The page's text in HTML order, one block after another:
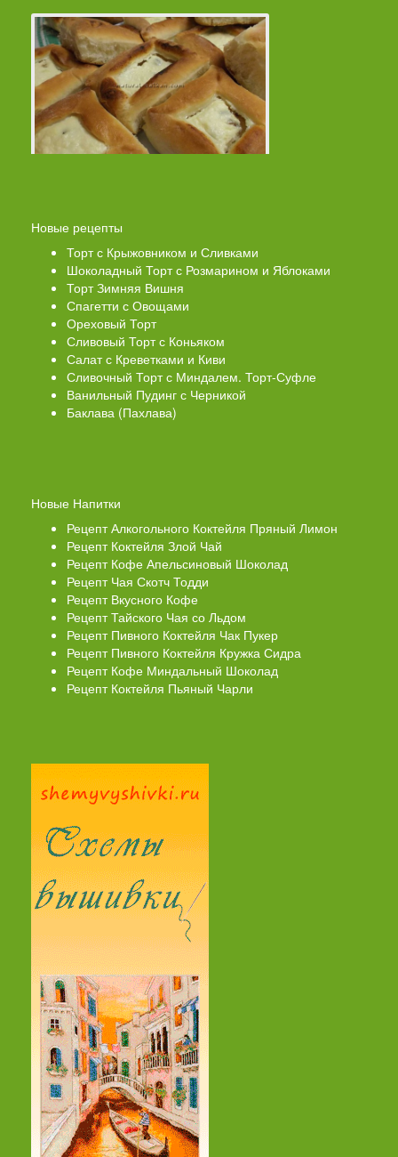
Новые рецепты
Торт с Крыжовником и Сливками
Шоколадный Торт с Розмарином и Яблоками
Торт Зимняя Вишня
Спагетти с Овощами
Ореховый Торт
Сливовый Торт с Коньяком
Салат с Креветками и Киви
Сливочный Торт с Миндалем. Торт-Суфле
Ванильный Пудинг с Черникой
Баклава (Пахлава)
Новые Напитки
Рецепт Алкогольного Коктейля Пряный Лимон
Рецепт Коктейля Злой Чай
Рецепт Кофе Апельсиновый Шоколад
Рецепт Чая Скотч Тодди
Рецепт Вкусного Кофе
Рецепт Тайского Чая со Льдом
Рецепт Пивного Коктейля Чак Пукер
Рецепт Пивного Коктейля Кружка Сидра
Рецепт Кофе Миндальный Шоколад
Рецепт Коктейля Пьяный Чарли